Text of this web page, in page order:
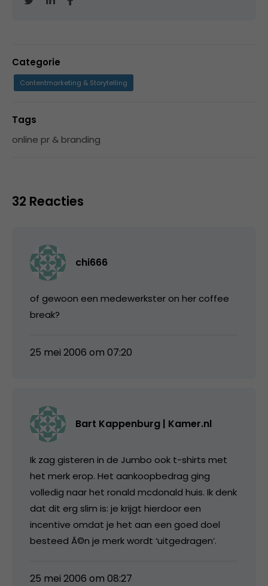
Categorie
Contentmarketing & Storytelling
Tags
online pr & branding
32 Reacties
chi666
of gewoon een medewerkster on her coffee
break?
25 mei 2006 om 07:20
Bart Kappenburg | Kamer.nl
Ik zag gisteren in de Jumbo ook t-shirts met
het merk erop. Het aankoopbedrag ging
volledig naar het ronald mcdonald huis. Ik denk
dat dit erg slim is: je krijgt hierdoor een
incentive omdat je het aan een goed doel
besteed Ã©n je merk wordt ‘uitgedragen’.
25 mei 2006 om 08:27